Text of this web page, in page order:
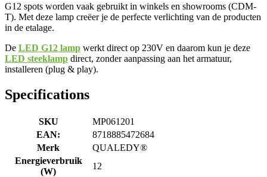
G12 spots worden vaak gebruikt in winkels en showrooms (CDM-
T). Met deze lamp creëer je de perfecte verlichting van de producten
in de etalage.
De LED G12 lamp werkt direct op 230V en daarom kun je deze
LED steeklamp direct, zonder aanpassing aan het armatuur,
installeren (plug & play).
Specifications
SKU
MP061201
EAN:
8718885472684
Merk
QUALEDY®
Energieverbruik
(W)
12